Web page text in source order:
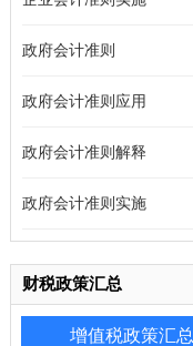
政府会计准则
政府会计准则应用
政府会计准则解释
政府会计准则实施
财税政策汇总
增值税政策汇总